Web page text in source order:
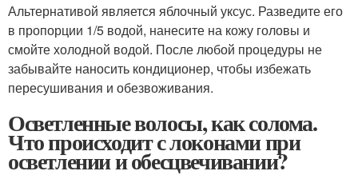
Альтернативой является яблочный уксус. Разведите его
в пропорции 1/5 водой, нанесите на кожу головы и
смойте холодной водой. После любой процедуры не
забывайте наносить кондиционер, чтобы избежать
пересушивания и обезвоживания.
Осветленные волосы, как солома.
Что происходит с локонами при
осветлении и обесцвечивании?